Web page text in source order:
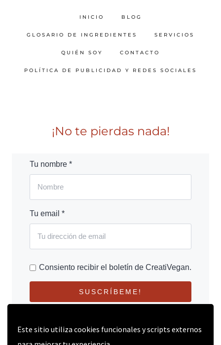
Este sitio utiliza cookies funcionales y scripts externos
INICIO BLOG
GLOSARIO DE INGREDIENTES SERVICIOS
QUIÉN SOY CONTACTO
POLÍTICA DE PUBLICIDAD Y REDES SOCIALES
¡No te pierdas nada!
Tu nombre *
Tu email *
Consiento recibir el boletín de CreatiVegan.
SUSCRÍBEME!